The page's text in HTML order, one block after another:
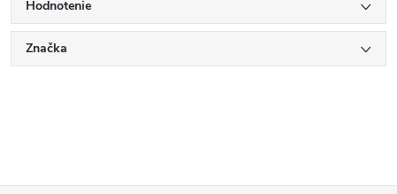
Hodnotenie
Značka